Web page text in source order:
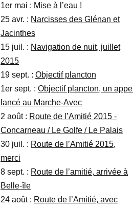
1er mai : Mise à l’eau !
25 avr. : Narcisses des Glénan et
Jacinthes
15 juil. : Navigation de nuit, juillet
2015
19 sept. : Objectif plancton
1er sept. : Objectif plancton, un appel
lancé au Marche-Avec
2 août : Route de l’Amitié 2015 -
Concarneau / Le Golfe / Le Palais
30 juil. : Route de l’Amitié 2015,
merci
8 sept. : Route de l’amitié, arrivée à
Belle-île
24 août : Route de l’Amitié, avec